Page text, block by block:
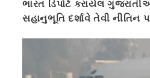
ભારત ડિપોર્ટ કરાયેલ
સહાનુભૂતિ દર્શાવે તેવી નીતિન